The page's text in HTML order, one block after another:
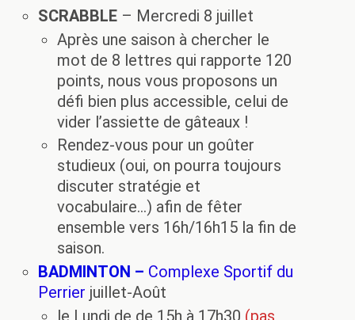
SCRABBLE – Mercredi 8 juillet
Après une saison à chercher le
mot de 8 lettres qui rapporte 120
points, nous vous proposons un
défi bien plus accessible, celui de
vider l’assiette de gâteaux !
Rendez-vous pour un goûter
studieux (oui, on pourra toujours
discuter stratégie et
vocabulaire…) afin de fêter
ensemble vers 16h/16h15 la fin de
saison.
BADMINTON – Complexe Sportif du
Perrier juillet-Août
le Lundi de de 15h à 17h30 (pas